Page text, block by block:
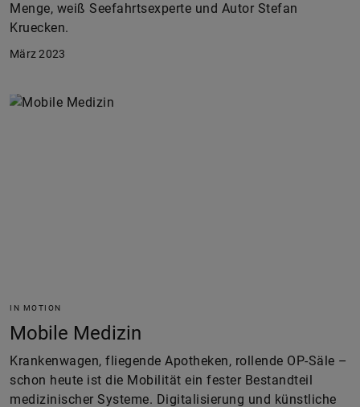
Menge, weiß Seefahrtsexperte und Autor Stefan
Kruecken.
März 2023
IN MOTION
Mobile Medizin
Krankenwagen, fliegende Apotheken, rollende OP-Säle –
schon heute ist die Mobilität ein fester Bestandteil
medizinischer Systeme. Digitalisierung und künstliche